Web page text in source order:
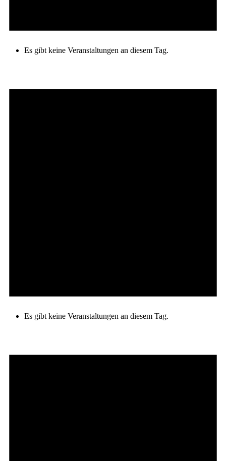
Es gibt keine Veranstaltungen an diesem Tag.
Es gibt keine Veranstaltungen an diesem Tag.